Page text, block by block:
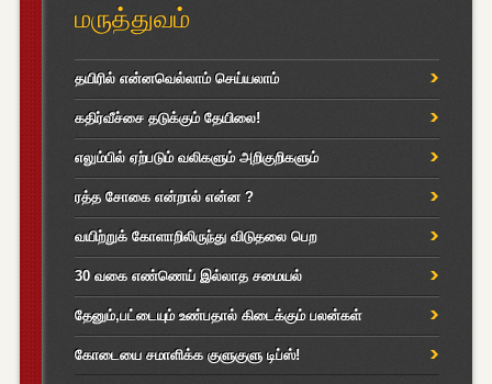
மருத்துவம்
தயிரில் என்னவெல்லாம் செய்யலாம்
கதிர்வீச்சை தடுக்கும் தேயிலை!
எலும்பில் ஏற்படும் வலிகளும் அறிகுறிகளும்
ரத்த சோகை என்றால் என்ன ?
வயிற்றுக் கோளாறிலிருந்து விடுதலை பெற
30 வகை எண்ணெய் இல்லாத சமையல்
தேனும்,பட்டையும் உண்பதால் கிடைக்கும் பலன்கள்
கோடையை சமாளிக்க குளுகுளு டிப்ஸ்!